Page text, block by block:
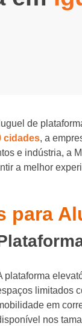
de
cidades, a
e indústria, a
a melhor
para
plataforma
limitados
em
nos